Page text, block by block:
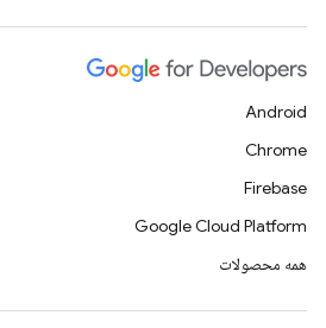
Android
Chrome
Firebase
Google Cloud Platform
همه محصولات